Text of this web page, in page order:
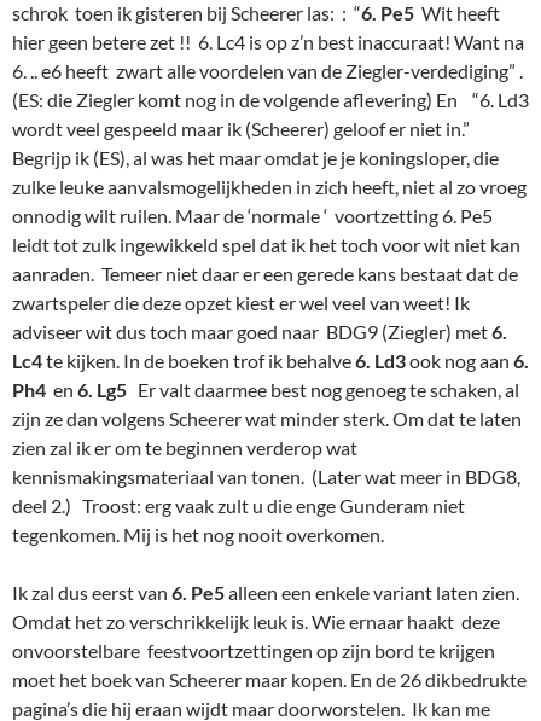
schrok toen ik gisteren bij Scheerer las: : “6. Pe5 Wit heeft
hier geen betere zet !! 6. Lc4 is op z’n best inaccuraat! Want na
6. .. e6 heeft zwart alle voordelen van de Ziegler-verdediging” .
(ES: die Ziegler komt nog in de volgende aflevering) En “6. Ld3
wordt veel gespeeld maar ik (Scheerer) geloof er niet in.”
Begrijp ik (ES), al was het maar omdat je je koningsloper, die
zulke leuke aanvalsmogelijkheden in zich heeft, niet al zo vroeg
onnodig wilt ruilen. Maar de ‘normale ‘ voortzetting 6. Pe5
leidt tot zulk ingewikkeld spel dat ik het toch voor wit niet kan
aanraden. Temeer niet daar er een gerede kans bestaat dat de
zwartspeler die deze opzet kiest er wel veel van weet! Ik
adviseer wit dus toch maar goed naar BDG9 (Ziegler) met6.
Lc4te kijken. In de boeken trof ik behalve6. Ld3ook nog aan 6.
Ph4 en 6. Lg5 Er valt daarmee best nog genoeg te schaken, al
zijn ze dan volgens Scheerer wat minder sterk. Om dat te laten
zien zal ik er om te beginnen verderop wat
kennismakingsmateriaal van tonen. (Later wat meer in BDG8,
deel 2.) Troost: erg vaak zult u die enge Gunderam niet
tegenkomen. Mij is het nog nooit overkomen.
Ik zal dus eerst van 6. Pe5alleen een enkele variant laten zien.
Omdat het zo verschrikkelijk leuk is. Wie ernaar haakt deze
onvoorstelbare feestvoortzettingen op zijn bord te krijgen
moet het boek van Scheerer maar kopen. En de 26 dikbedrukte
pagina’s die hij eraan wijdt maar doorworstelen. Ik kan me